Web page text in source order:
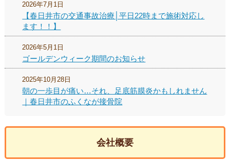
2026年7月1日
【春日井市の交通事故治療│平日22時まで施術対応し
ます！！】
2026年5月1日
ゴールデンウィーク期間のお知らせ
2025年10月28日
朝の一歩目が痛い…それ、足底筋膜炎かもしれません
｜春日井市のふくなが接骨院
会社概要